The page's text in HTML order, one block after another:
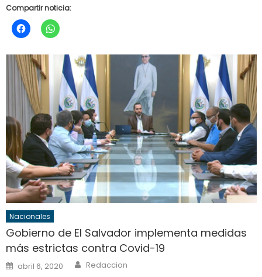
Compartir noticia:
Nacionales
Gobierno de El Salvador implementa medidas
más estrictas contra Covid-19
Posted
on
abril 6, 2020 Author
Redaccion